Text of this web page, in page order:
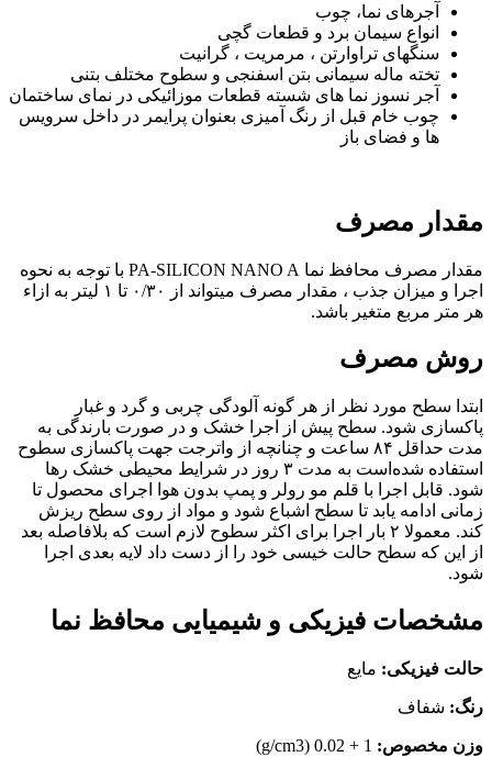
آجرهای نما، چوب
انواع سیمان برد و قطعات گچی
سنگهای تراوارتن ، مرمریت ، گرانیت
تخته ماله سیمانی بتن اسفنجی و سطوح مختلف بتنی
آجر نسوز نما های شسته قطعات موزائیکی در نمای ساختمان
چوب خام قبل از رنگ آمیزی بعنوان پرایمر در داخل سرویس
ها و فضای باز
مقدار مصرف
مقدار مصرف محافظ نما PA-SILICON NANO A با توجه به نحوه
اجرا و میزان جذب ، مقدار مصرف میتواند از ۰/۳۰ تا ۱ لیتر به ازاء
هر متر مربع متغیر باشد.
روش مصرف
ابتدا سطح مورد نظر از هر گونه آلودگی چربی و گرد و غبار
پاکسازی شود. سطح پیش از اجرا خشک و در صورت بارندگی به
مدت حداقل ۸۴ ساعت و چنانچه از واترجت جهت پاکسازی سطوح
استفاده شده‌است به مدت ۳ روز در شرایط محیطی خشک رها
شود. قابل اجرا با قلم مو رولر و پمپ بدون هوا اجرای محصول تا
زمانی ادامه یابد تا سطح اشباع شود و مواد از روی سطح ریزش
کند. معمولا ۲ بار اجرا برای اکثر سطوح لازم است که بلافاصله بعد
از این که سطح حالت خیسی خود را از دست داد لایه بعدی اجرا
شود.
مشخصات فیزیکی و شیمیایی محافظ نما
حالت فیزیکی: مایع
رنگ: شفاف
وزن مخصوص: